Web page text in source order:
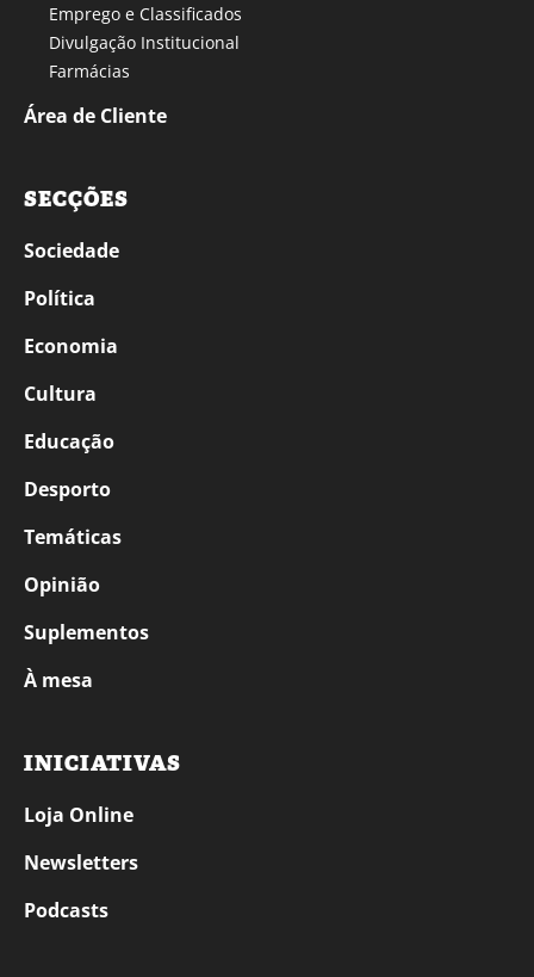
Emprego e Classificados
Divulgação Institucional
Farmácias
Área de Cliente
SECÇÕES
Sociedade
Política
Economia
Cultura
Educação
Desporto
Temáticas
Opinião
Suplementos
À mesa
INICIATIVAS
Loja Online
Newsletters
Podcasts